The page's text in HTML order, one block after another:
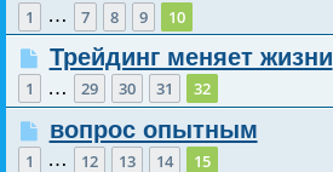
1 … 7 8 9 10
Трейдинг меняет жизни
1 … 29 30 31 32
вопрос опытным
1 … 12 13 14 15